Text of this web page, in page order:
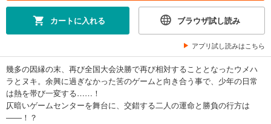
カートに入れる ブラウザ試し読み
アプリ試し読みはこちら
幾多の因縁の末、再び全国大会決勝で再び相対することとなったウメハ
ラとヌキ。余興に過ぎなかった筈のゲームと向き合う事で、少年の日常
は熱を帯び一変する……！
仄暗いゲームセンターを舞台に、交錯する二人の運命と勝負の行方は
――！？